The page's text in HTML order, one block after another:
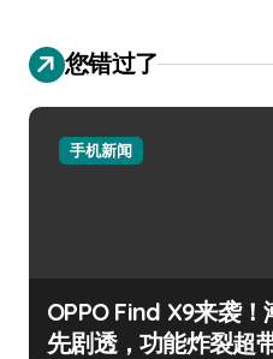
您错过了
手机新闻
OPPO Find X9来袭
先剧透，功能炸裂超